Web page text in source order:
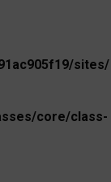
sites/
core/class-